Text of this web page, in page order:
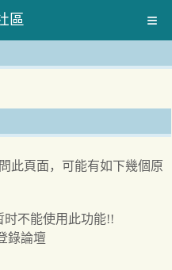
區
此頁面，可能有如下幾個原
时不能使用此功能!!
錄論壇